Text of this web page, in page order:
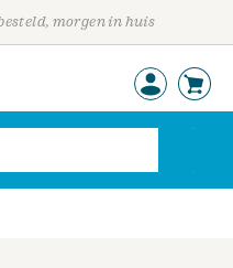
morgen in huis